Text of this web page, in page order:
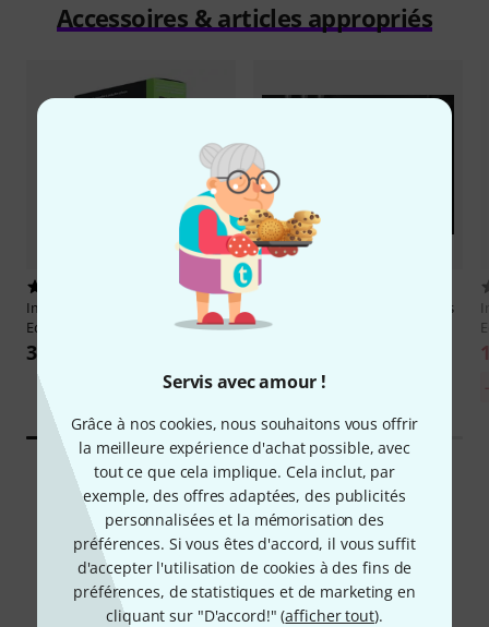
Servis avec amour !
Grâce à nos cookies, nous souhaitons vous offrir
la meilleure expérience d'achat possible, avec
tout ce que cela implique. Cela inclut, par
exemple, des offres adaptées, des publicités
personnalisées et la mémorisation des
préférences. Si vous êtes d'accord, il vous suffit
d'accepter l'utilisation de cookies à des fins de
préférences, de statistiques et de marketing en
cliquant sur "D'accord!" (afficher tout).
Accessoires & articles appropriés
Image-Line
FL Studio All Plugins
Edition
399 €
Brigade Chorus
Native
Le saviez-vous?